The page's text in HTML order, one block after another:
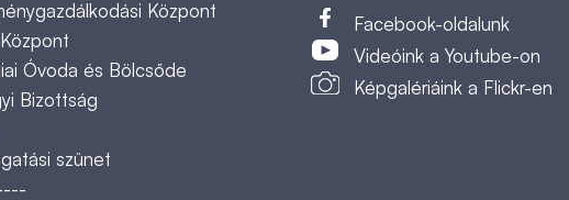
Központ
Óvoda és Bölcsőde
Bizottság
szünet
Facebook-oldalunk
Videóink a Youtube-on
Képgalériáink a Flickr-en